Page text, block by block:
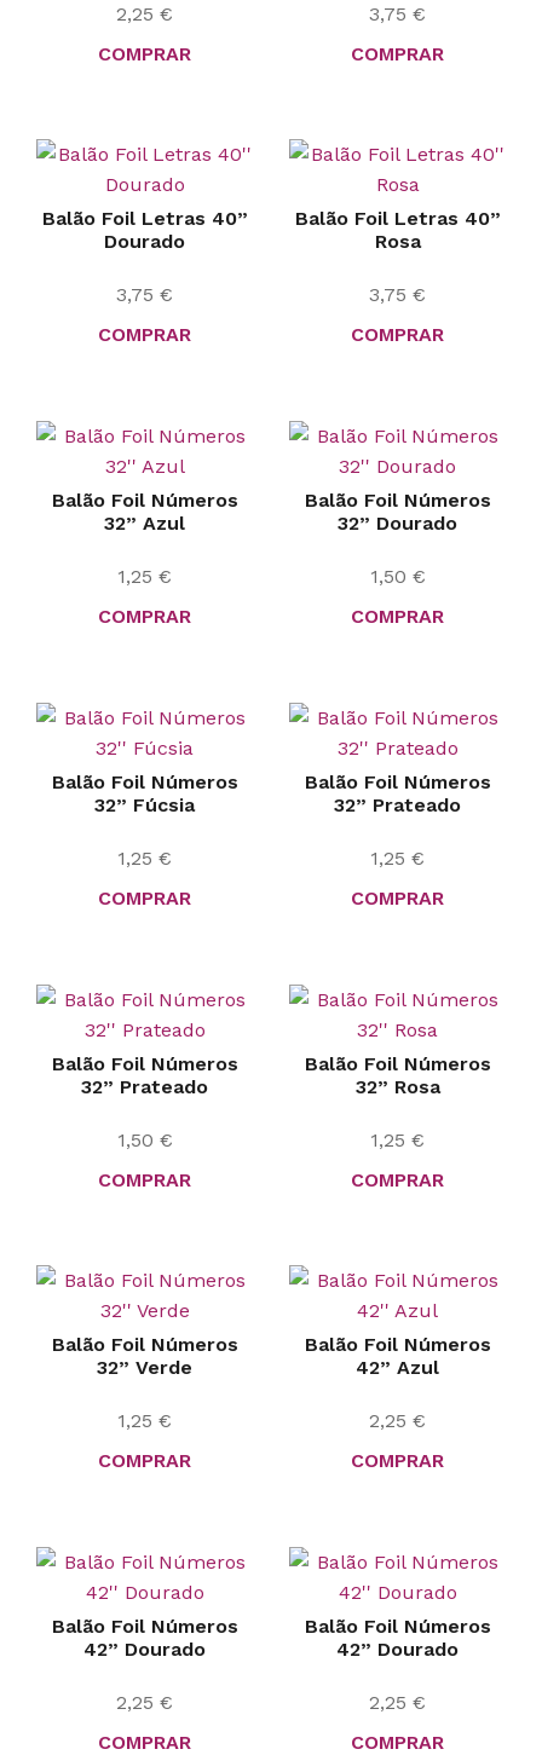
2,25 €
COMPRAR
3,75 €
COMPRAR
Balão Foil Letras 40”
Dourado
3,75 €
COMPRAR
Balão Foil Letras 40”
Rosa
3,75 €
COMPRAR
Balão Foil Números
32” Azul
1,25 €
COMPRAR
Balão Foil Números
32” Dourado
1,50 €
COMPRAR
Balão Foil Números
32” Fúcsia
1,25 €
COMPRAR
Balão Foil Números
32” Prateado
1,25 €
COMPRAR
Balão Foil Números
32” Prateado
1,50 €
COMPRAR
Balão Foil Números
32” Rosa
1,25 €
COMPRAR
Balão Foil Números
32” Verde
1,25 €
COMPRAR
Balão Foil Números
42” Azul
2,25 €
COMPRAR
Balão Foil Números
42” Dourado
2,25 €
COMPRAR
Balão Foil Números
42” Dourado
2,25 €
COMPRAR